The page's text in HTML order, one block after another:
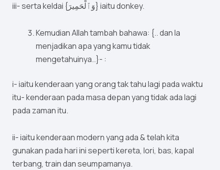
iii- serta keldai {وَٱلْحَمِيرَ} iaitu donkey.
Kemudian Allah tambah bahawa: {.. dan Ia
menjadikan apa yang kamu tidak
mengetahuinya..}- :
i- iaitu kenderaan yang orang tak tahu lagi pada waktu
itu- kenderaan pada masa depan yang tidak ada lagi
pada zaman itu.
ii- iaitu kenderaan modern yang ada & telah kita
gunakan pada hari ini seperti kereta, lori, bas, kapal
terbang, train dan seumpamanya.